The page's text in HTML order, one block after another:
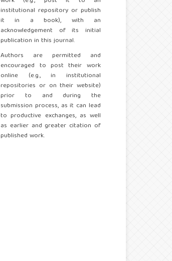
institutional repository or publish
it in a book), with an
acknowledgement of its initial
publication in this journal.
Authors are permitted and
encouraged to post their work
online (e.g., in institutional
repositories or on their website)
prior to and during the
submission process, as it can lead
to productive exchanges, as well
as earlier and greater citation of
published work.